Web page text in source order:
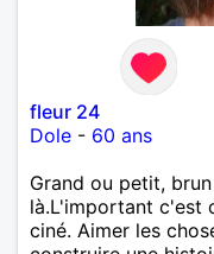
fleur 24
Dole - 60 ans
Grand ou petit,
là.L'important c'est
ciné. Aimer les